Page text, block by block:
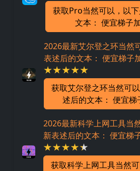
获取Pro当然可以，以
文本： 便宜梯子
2026最新艾尔登之环当然
表述后的文本： 便宜梯子
获取艾尔登之环当然可
述后的文本： 便宜梯
2026最新科学上网工具当
新表述后的文本： 便宜梯
获取科学上网工具当然